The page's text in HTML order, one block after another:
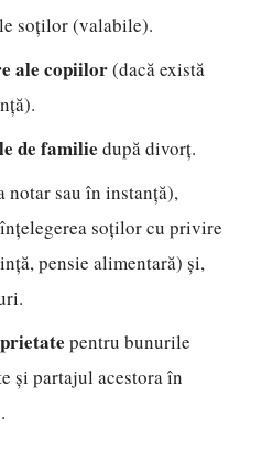
soților (valabile).
ale copiilor(dacă există
de familie după divorț.
notar sau în instanță),
soților cu privire
pensie alimentară) și,
pentru bunurile
și partajul acestora în